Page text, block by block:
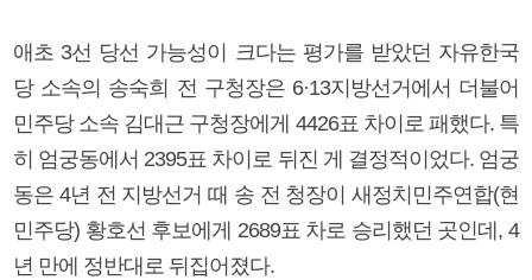
애초 3선 당선 가능성이 크다는 평가를 받았던 자유한국
당 소속의 송숙희 전 구청장은 6·13지방선거에서 더불어
민주당 소속 김대근 구청장에게 4426표 차이로 패했다. 특
히 엄궁동에서 2395표 차이로 뒤진 게 결정적이었다. 엄궁
동은 4년 전 지방선거 때 송 전 청장이 새정치민주연합(현
민주당) 황호선 후보에게 2689표 차로 승리했던 곳인데, 4
년 만에 정반대로 뒤집어졌다.